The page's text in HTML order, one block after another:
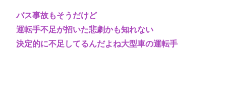
バス事故もそうだけど
運転手不足が招いた悲劇かも知れない
決定的に不足してるんだよね大型車の運転手